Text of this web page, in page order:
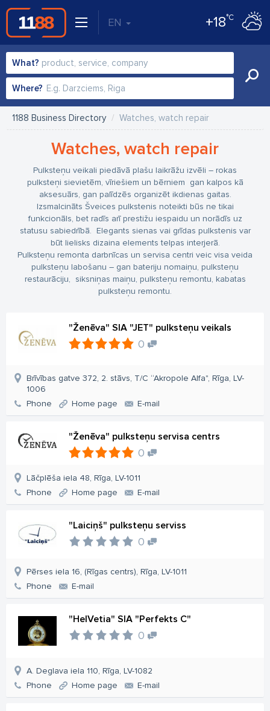
EN +18°C
What?
Where?
1188 Business Directory Watches, watch repair
Watches, watch repair
Pulksteņu veikali piedāvā plašu laikrāžu izvēli – rokas
pulksteņi sievietēm, vīriešiem un bērniem gan kalpos kā
aksesuārs, gan palīdzēs organizēt ikdienas gaitas.
Izsmalcināts Šveices pulkstenis noteikti būs ne tikai
funkcionāls, bet radīs arī prestižu iespaidu un norādīs uz
statusu sabiedrībā. Elegants sienas vai grīdas pulkstenis var
būt lielisks dizaina elements telpas interjerā.
Pulksteņu remonta darbnīcas un servisa centri veic visa veida
pulksteņu labošanu – gan bateriju nomaiņu, pulksteņu
restaurāciju, siksniņas maiņu, pulksteņu remontu, kabatas
pulksteņu remontu.
"Ženēva" SIA "JET" pulksteņu veikals
0
Brīvības gatve 372, 2. stāvs, T/C “Akropole Alfa", Rīga, LV-
1006
Phone
Home page E-mail
"Ženēva" pulksteņu servisa centrs
0
Lāčplēša iela 48, Rīga, LV-1011
Phone
Home page E-mail
"Laiciņš" pulksteņu serviss
0
Pērses iela 16, (Rīgas centrs), Rīga, LV-1011
Phone
E-mail
"HelVetia" SIA "Perfekts C"
0
A. Deglava iela 110, Rīga, LV-1082
Phone
Home page E-mail